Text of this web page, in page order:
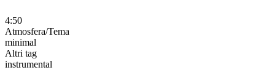
4:50
Atmosfera/Tema
minimal
Altri tag
instrumental